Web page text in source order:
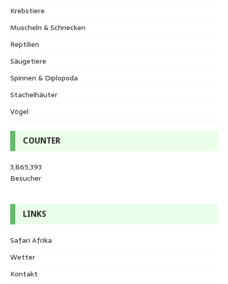
Krebstiere
Muscheln & Schnecken
Reptilien
Säugetiere
Spinnen & Diplopoda
Stachelhäuter
Vögel
COUNTER
3,865,393
Besucher
LINKS
Safari Afrika
Wetter
Kontakt